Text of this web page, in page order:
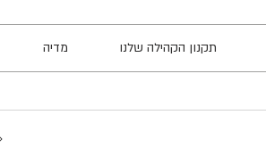
תקנון הקהילה שלנו מדיה